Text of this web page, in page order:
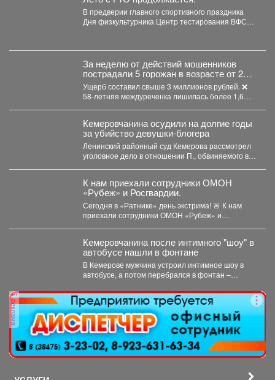
В предверии главного спортивного праздника
Дня физкультурника Центр тестирования ВФСК
За неделю от действий мошенников
пострадали 5 горожан в возрасте от 24
до 58 лет.
Ущерб составил свыше 3 миллионов рублей. ❌
58-летняя междуреченка лишилась более 1,6
Кемеровчанина осудили на долгие годы
за убийство девушки-блогера
Ленинский районный суд Кемерова рассмотрел
уголовное дело в отношении П., обвиняемого в
К нам приехали сотрудники ОМОН
«Рубеж» и Росгвардии.
Сегодня в «Ратнике» день экстрима! 🚨 К нам
приехали сотрудники ОМОН «Рубеж» и
Кемеровчанина после интимного "шоу" в
автобусе нашли в фонтане
В Кемерове мужчина устроил интимное шоу в
автобусе, а потом перебрался в фонтан –
реклама